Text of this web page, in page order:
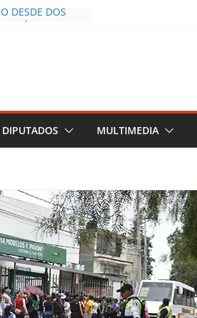
DESDE DOS
INFLUENCER
EN
A LAS
TERMINA
DE
PLAN
DIPUTADOS MULTIMEDIA